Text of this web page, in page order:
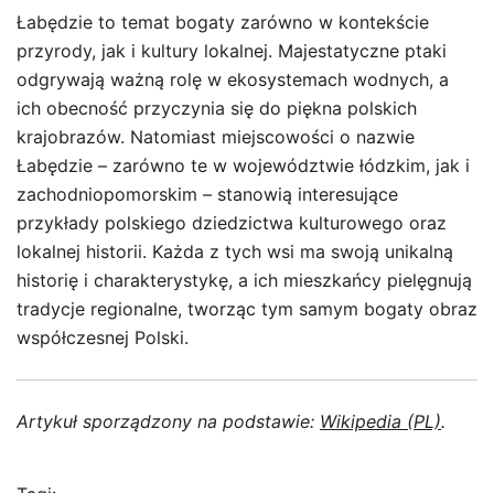
Łabędzie to temat bogaty zarówno w kontekście
przyrody, jak i kultury lokalnej. Majestatyczne ptaki
odgrywają ważną rolę w ekosystemach wodnych, a
ich obecność przyczynia się do piękna polskich
krajobrazów. Natomiast miejscowości o nazwie
Łabędzie – zarówno te w województwie łódzkim, jak i
zachodniopomorskim – stanowią interesujące
przykłady polskiego dziedzictwa kulturowego oraz
lokalnej historii. Każda z tych wsi ma swoją unikalną
historię i charakterystykę, a ich mieszkańcy pielęgnują
tradycje regionalne, tworząc tym samym bogaty obraz
współczesnej Polski.
Artykuł sporządzony na podstawie: Wikipedia (PL).